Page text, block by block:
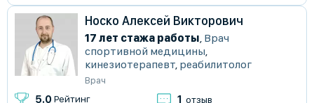
Носко Алексей Викторович
17 лет стажа работы Врач
спортивной медицины
кинезиотерапевт реабилитолог
Врач
5.0 Рейтинг 1 отзыв